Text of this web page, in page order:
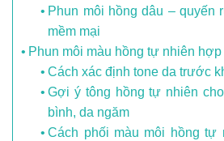
Phun môi hồng dâu – quyến
mềm mại
Phun môi màu hồng tự nhiên
Cách xác định tone da trước
Gợi ý tông hồng tự nhiên
bình, da ngăm
Cách phối màu môi hồng tự